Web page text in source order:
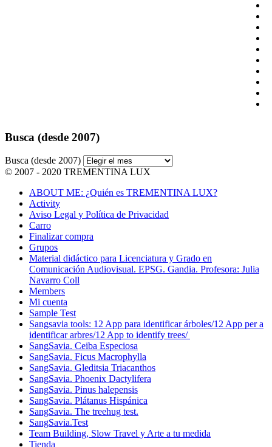
Busca (desde 2007)
Busca (desde 2007)
© 2007 - 2020 TREMENTINA LUX
ABOUT ME: ¿Quién es TREMENTINA LUX?
Activity
Aviso Legal y Política de Privacidad
Carro
Finalizar compra
Grupos
Material didáctico para Licenciatura y Grado en
Comunicación Audiovisual. EPSG. Gandia. Profesora: Julia
Navarro Coll
Members
Mi cuenta
Sample Test
Sangsavia tools: 12 App para identificar árboles/12 App per a
identificar arbres/12 App to identify trees/
SangSavia. Ceiba Especiosa
SangSavia. Ficus Macrophylla
SangSavia. Gleditsia Triacanthos
SangSavia. Phoenix Dactylifera
SangSavia. Pinus halepensis
SangSavia. Plátanus Hispánica
SangSavia. The treehug test.
SangSavia.Test
Team Building, Slow Travel y Arte a tu medida
Tienda